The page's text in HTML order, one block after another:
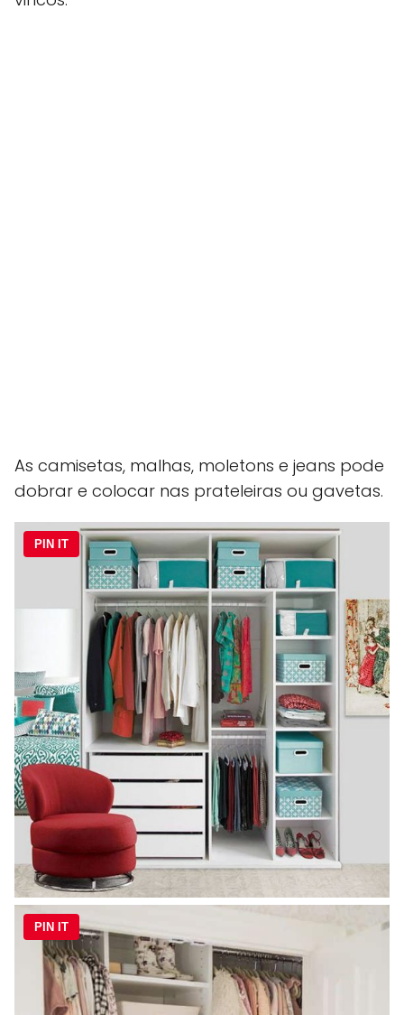
As camisetas, malhas, moletons e jeans pode
dobrar e colocar nas prateleiras ou gavetas.
PIN IT
PIN IT